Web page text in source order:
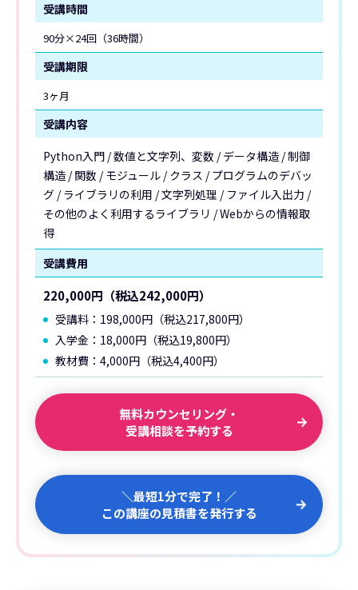
受講時間
90分×24回（36時間）
受講期限
3ヶ月
受講内容
Python入門 / 数値と文字列、変数 / データ構造 / 制御
構造 / 関数 / モジュール / クラス / プログラムのデバッ
グ / ライブラリの利用 / 文字列処理 / ファイル入出力 /
その他のよく利用するライブラリ / Webからの情報取
得
受講費用
220,000円（税込242,000円）
受講料：198,000円（税込217,800円）
入学金：18,000円（税込19,800円）
教材費：4,000円（税込4,400円）
無料カウンセリング・
受講相談を予約する
＼最短1分で完了！／
この講座の見積書を発行する